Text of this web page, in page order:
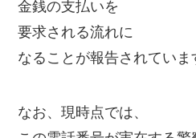
金銭の支払いを
要求される流れに
なることが報告されていま
なお、現時点では、